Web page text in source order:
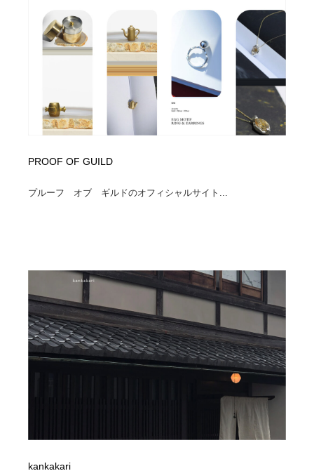
PROOF OF GUILD
プルーフ オブ ギルドのオフィシャルサイト...
kankakari